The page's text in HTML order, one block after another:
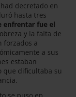
decretado en
hasta tres
enfrentar fue el
y la falta de
forzados a
a sus
estaban
que dificultaba su